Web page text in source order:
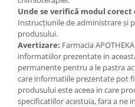
Unde se verifică modul corect
Instrucțiunile de administrare și
produsului.
Avertizare: Farmacia
informatiilor prezentate in
permanente pentru a le pastra
care informatiile prezentate pot
produsului este aceea in care
specificatiilor acestuia, fara a ne